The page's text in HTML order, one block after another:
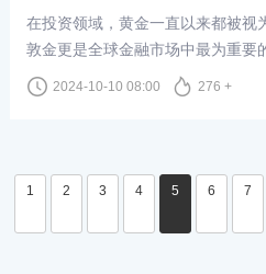
在投资领域，黄金一直以来都被视
敦金更是全球金融市场中最为重要
际金价的基准，伦敦金的波动直
这个背景下，了解伦敦金的交易
2024-10-10 08:00 276 +
1 2 3 4 5 6 7